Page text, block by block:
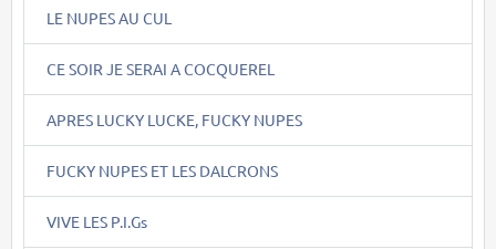
LE NUPES AU CUL
CE SOIR JE SERAI A COCQUEREL
APRES LUCKY LUCKE, FUCKY NUPES
FUCKY NUPES ET LES DALCRONS
VIVE LES P.I.Gs